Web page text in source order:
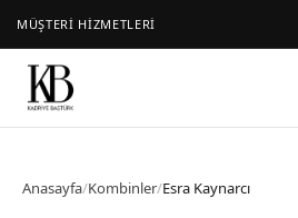
MÜŞTERİ HİZMETLERİ
Anasayfa/Kombinler/Esra Kaynarcı